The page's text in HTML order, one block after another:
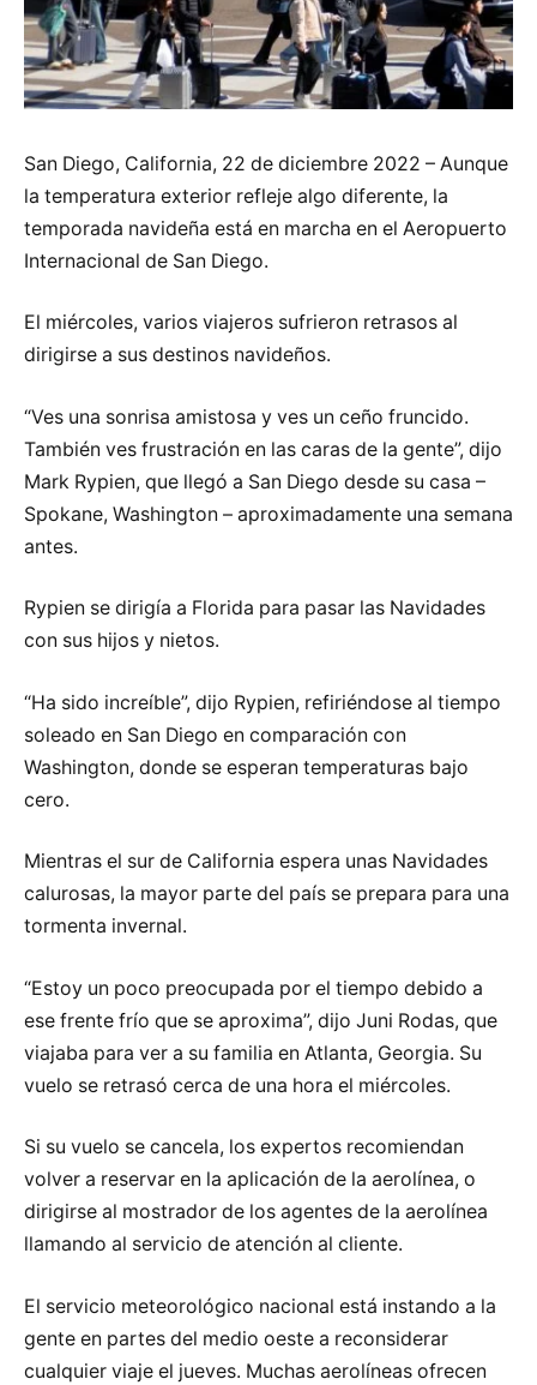
San Diego, California, 22 de diciembre 2022 – Aunque
la temperatura exterior refleje algo diferente, la
temporada navideña está en marcha en el Aeropuerto
Internacional de San Diego.
El miércoles, varios viajeros sufrieron retrasos al
dirigirse a sus destinos navideños.
“Ves una sonrisa amistosa y ves un ceño fruncido.
También ves frustración en las caras de la gente”, dijo
Mark Rypien, que llegó a San Diego desde su casa –
Spokane, Washington – aproximadamente una semana
antes.
Rypien se dirigía a Florida para pasar las Navidades
con sus hijos y nietos.
“Ha sido increíble”, dijo Rypien, refiriéndose al tiempo
soleado en San Diego en comparación con
Washington, donde se esperan temperaturas bajo
cero.
Mientras el sur de California espera unas Navidades
calurosas, la mayor parte del país se prepara para una
tormenta invernal.
“Estoy un poco preocupada por el tiempo debido a
ese frente frío que se aproxima”, dijo Juni Rodas, que
viajaba para ver a su familia en Atlanta, Georgia. Su
vuelo se retrasó cerca de una hora el miércoles.
Si su vuelo se cancela, los expertos recomiendan
volver a reservar en la aplicación de la aerolínea, o
dirigirse al mostrador de los agentes de la aerolínea
llamando al servicio de atención al cliente.
El servicio meteorológico nacional está instando a la
gente en partes del medio oeste a reconsiderar
cualquier viaje el jueves. Muchas aerolíneas ofrecen